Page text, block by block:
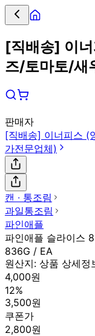
[직배송] 이
즈/토마토/새
판매자
[직배송] 이너피스 (
가전문업체)
캔 ∙ 통조림
과일통조림
파인애플
파인애플 슬라이스
836G / EA
원산지: 상품 상세정
4,000원
12%
3,500원
쿠폰가
2,800원